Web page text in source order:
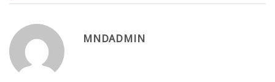
MNDADMIN